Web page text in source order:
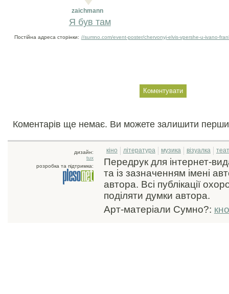
zaichmann
Я був там
Постійна адреса сторінки: //sumno.com/event-poster/chervonyj-elvis-vpershe-u-ivano-
Коментарів ще немає. Ви можете залишити
дизайн:
tux
розробка та підтримка:
кіно література музика візуалка
Передрук для інтернет-
та із зазначенням імені
автора. Всі публікації
поділяти думки автора.
Арт-матеріали Сумно?: